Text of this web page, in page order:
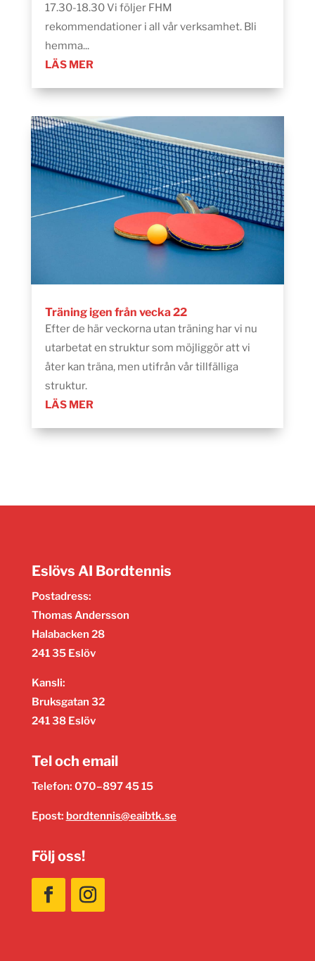
17.30-18.30 Vi följer FHM
rekommendationer i all vår verksamhet. Bli
hemma...
LÄS MER
Träning igen från vecka 22
Efter de här veckorna utan träning har vi nu
utarbetat en struktur som möjliggör att vi
åter kan träna, men utifrån vår tillfälliga
struktur.
LÄS MER
Eslövs AI Bordtennis
Postadress:
Thomas Andersson
Halabacken 28
241 35 Eslöv
Kansli:
Bruksgatan 32
241 38 Eslöv
Tel och email
Telefon: 070–897 45 15
Epost: bordtennis@eaibtk.se
Följ oss!